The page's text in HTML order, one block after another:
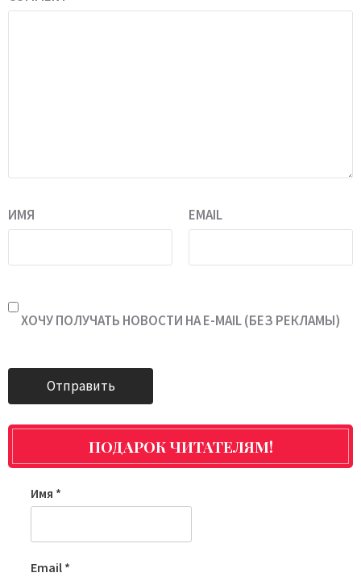
ИМЯ EMAIL
ХОЧУ ПОЛУЧАТЬ НОВОСТИ НА E-MAIL (БЕЗ РЕКЛАМЫ)
ПОДАРОК ЧИТАТЕЛЯМ!
Имя *
Email *